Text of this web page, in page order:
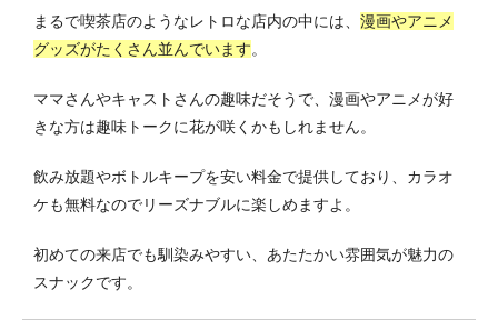
まるで喫茶店のようなレトロな店内の中には、 漫画やアニメ
グッズがたくさん並んでいます。
ママさんやキャストさんの趣味だそうで、漫画やアニメが好
きな方は趣味トークに花が咲くかもしれません。
飲み放題やボトルキープを安い料金で提供しており、カラオ
ケも無料なのでリーズナブルに楽しめますよ。
初めての来店でも馴染みやすい、あたたかい雰囲気が魅力の
スナックです。